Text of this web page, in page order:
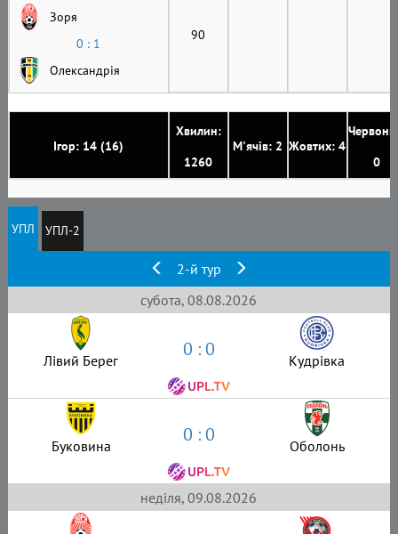
Ігор: 14 (16)
Хвилин:
1260
М'ячів: 2 Жовтих: 4
0
Зоря
0 : 1
Олександрія
90
УПЛ УПЛ-2
2-й тур
субота, 08.08.2026
Лівий Берег 0 : 0 Кудрівка
Буковина 0 : 0 Оболонь
неділя, 09.08.2026